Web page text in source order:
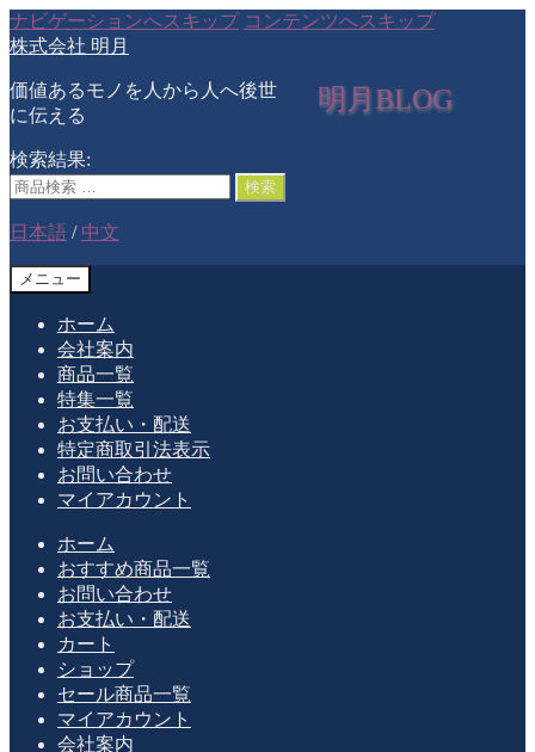
ナビゲーションへスキップ コンテンツへスキップ
株式会社 明月
明月BLOG
価値あるモノを人から人へ後世
に伝える
検索結果:
検索
日本語 / 中文
メニュー
ホーム
会社案内
商品一覧
特集一覧
お支払い・配送
特定商取引法表示
お問い合わせ
マイアカウント
ホーム
おすすめ商品一覧
お問い合わせ
お支払い・配送
カート
ショップ
セール商品一覧
マイアカウント
会社案内